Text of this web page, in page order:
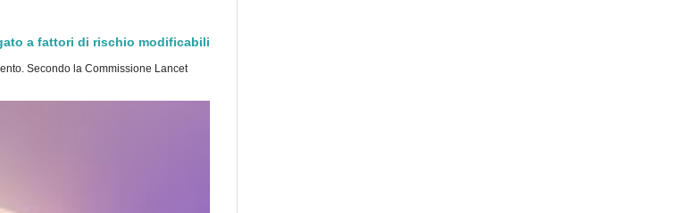
a fattori di rischio modificabili
Secondo la Commissione Lancet